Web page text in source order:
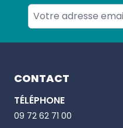
CONTACT
TÉLÉPHONE
Email
09 72 62 71 00